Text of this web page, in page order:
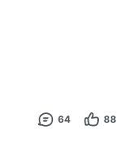
64 88